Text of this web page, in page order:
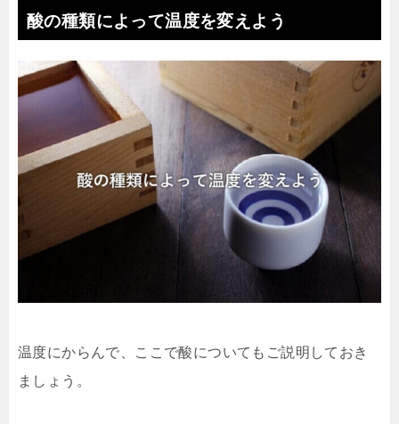
酸の種類によって温度を変えよう
温度にからんで、ここで酸についてもご説明しておき
ましょう。